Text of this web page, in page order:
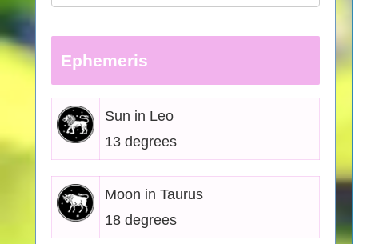
Ephemeris
Sun in Leo
13 degrees
Moon in Taurus
18 degrees